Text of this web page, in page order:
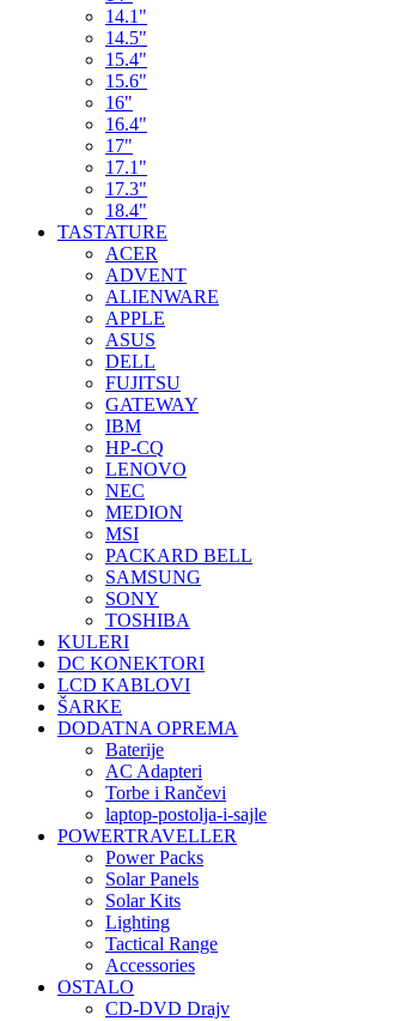
14.1"
14.5"
15.4"
15.6"
16"
16.4"
17"
17.1"
17.3"
18.4"
TASTATURE
ACER
ADVENT
ALIENWARE
APPLE
ASUS
DELL
FUJITSU
GATEWAY
IBM
HP-CQ
LENOVO
NEC
MEDION
MSI
PACKARD BELL
SAMSUNG
SONY
TOSHIBA
KULERI
DC KONEKTORI
LCD KABLOVI
ŠARKE
DODATNA OPREMA
Baterije
AC Adapteri
Torbe i Rančevi
laptop-postolja-i-sajle
POWERTRAVELLER
Power Packs
Solar Panels
Solar Kits
Lighting
Tactical Range
Accessories
OSTALO
CD-DVD Drajv